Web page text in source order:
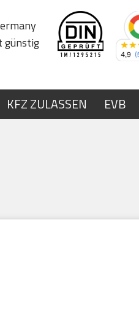
günstig
KFZ ZULASSEN EVB